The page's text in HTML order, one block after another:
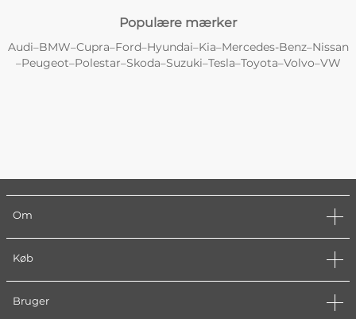
Populære mærker
Audi–BMW–Cupra–Ford–Hyundai–Kia–Mercedes-Benz–Nissan
–Peugeot–Polestar–Skoda–Suzuki–Tesla–Toyota–Volvo–VW
Om
Køb
Bruger